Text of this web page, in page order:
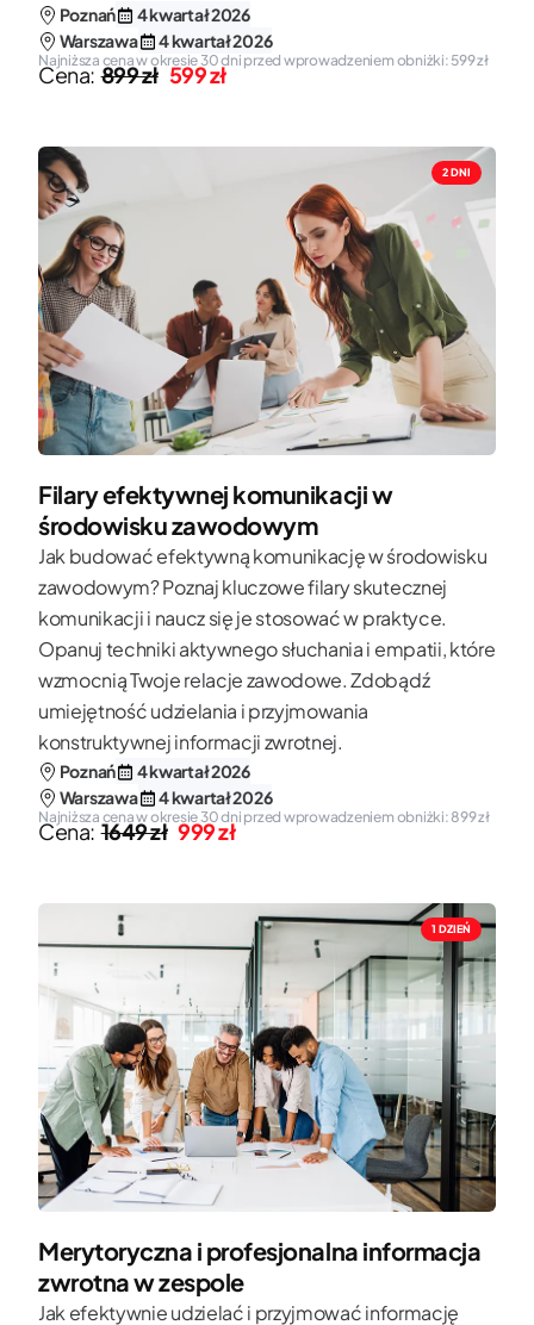
Poznań
4 kwartał 2026
Warszawa
4 kwartał 2026
Cena:899 zł 599 zł
Najniższa cena w okresie 30 dni przed wprowadzeniem obniżki: 599 zł
2 DNI
Filary efektywnej komunikacji w
środowisku zawodowym
Jak budować efektywną komunikację w środowisku
zawodowym? Poznaj kluczowe filary skutecznej
komunikacji i naucz się je stosować w praktyce.
Opanuj techniki aktywnego słuchania i empatii, które
wzmocnią Twoje relacje zawodowe. Zdobądź
umiejętność udzielania i przyjmowania
konstruktywnej informacji zwrotnej.
Poznań
4 kwartał 2026
Warszawa
4 kwartał 2026
Cena:1649 zł 999 zł
Najniższa cena w okresie 30 dni przed wprowadzeniem obniżki: 899 zł
1 DZIEŃ
Merytoryczna i profesjonalna informacja
zwrotna w zespole
Jak efektywnie udzielać i przyjmować informację